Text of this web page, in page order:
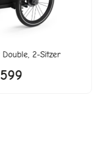
2-Sitzer